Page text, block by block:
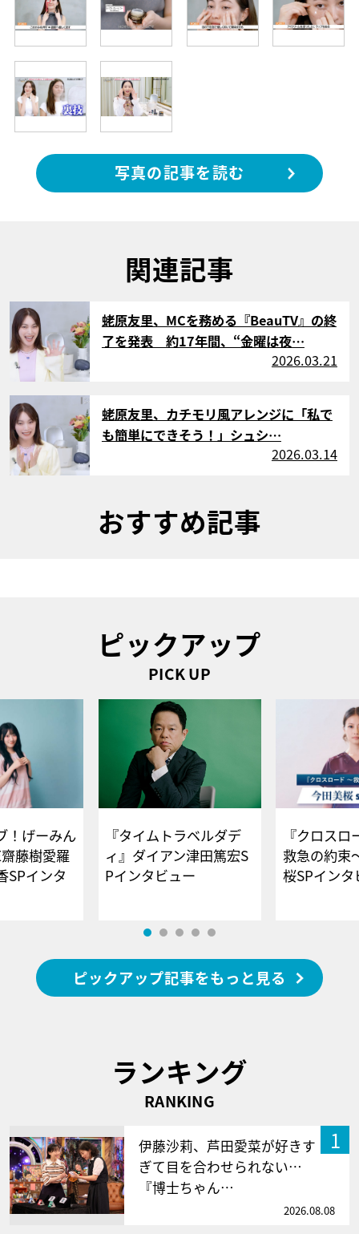
写真の記事を読む
関連記事
サムネイル
蛯原友里、MCを務める『BeauTV』の終
了を発表 約17年間、“金曜は夜…
2026.03.21
サムネイル
蛯原友里、カチモリ風アレンジに「私で
も簡単にできそう！」シュシ…
2026.03.14
おすすめ記事
ピックアップ
PICK UP
！げーみん
藤樹愛羅
SPインタ
『タイムトラベルダデ
ィ』ダイアン津田篤宏S
Pインタビュー
『クロス
救急の約束
桜SPイ
ピックアップ記事をもっと見る
ランキング
RANKING
1
伊藤沙莉、芦田愛菜が好きす
ぎて目を合わせられない…
『博士ちゃん…
2026.08.08